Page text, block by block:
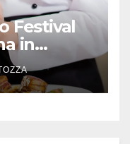
Festival
in